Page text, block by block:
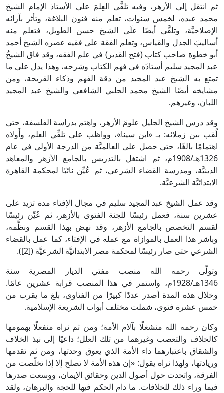
ثم انتقل إلى الأزهر، وفيه تلقَّى العِلمَ على الأستاذ الإمام الشيخ
محمد عبده، لخمس سنوات، تعلم منه فنون البلاغة، وتأثر بآرائه
الإصلاحيَّة، وتلقَّى أيضًا علَى الشيخ حسن الطويل، فتعلم منه
أساليبَ الجدل والقياس، وتعلم الفقهَ على فقيه عصره الشيخ أحمد
أبو خطوة صاحب كتاب (فتح القدير) في علم الفقه، وقد فاق الشيخُ
عبد المجيد سليم أستاذَه في فهم الكتاب وشرحه، وهذا يدل على ما
تمتع به الشيخ عبد المجيد من دقة الفهم وذكاء القريحة، ومن
مشايخه أيضًا الشيخ محمد الحلبي الشافعي والشيخ عبد المجيد
اللبان، وغيرهم.
وقد درس الشيخ الجليل علومَ الأزهر، واهتم بدراسة الفلسفة، حتى
لُقب بين زملائه: بـ «ابن سينا»، وواظب على تلقِّي العلم، وأَولاه
اهتمامًا بالغًا، حتى حصل على العالميَّة من الدرجة الأولى في عام
1326هـ/1908م، ثم اشتغل بالتدريس بالجامع الأزهر والمعاهد
الدينيَّة، ومدرسة القضاء الشرعي، ثم عُيِّن نائبًا لمحكمة القاهرة
الابتدائيَّة الشرعيَّة.
وقد عمل الشيخ عبد المجيد سليم في مجال الإفتاء مدة تزيد على
عشرين سنة، فعمل رئيسًا للجنة الفتوى بالأزهر، ثم عُيِّن رئيسًا
لقسم التخصص بالجامع الأزهر، وقد نهض بهذا القسم ونظَّمه،
وباشر هذا العمل بالموازاة مع عمله في الإفتاء، كما عمل بالقضاء
الشرعي حتى صار رئيسًا لمحكمة مصر الابتدائيَّة الشرعيَّة ([2]).
وتولّى رحمه الله منصب مفتي الديار المصرية سنة
1346هـ/1928م، واستمر في هذا المنصب قرابة عشرين عامًا.
وخلال هذه المدة أصدر عددًا كبيرًا من الفتاوى، بلغ ما يقرب من
خمس عشرة فتوى، شملت مختلف أبواب الشريعة الإسلامية.
وكان رحمه الله منشغلًا بآلام الأمة؛ ومن ثم نراه منفعلًا بهمومها
كالخلاف والتعصب وغيرهما من تلك العلل؛ داعيًا إلى نبذ الخلاف
والشقاق باعتبارهما داء الأمة الذي يعوق وحدتها، ومن ثم تقدمها
وريادتها، ولهذا نراه يقول: «إن هذه الأمة لا تصلح إلا إذا تخلّصت من
الفرقة، واتحدت حول أصول الدين وحقائق الإيمان، ووسعت صدرها
فيما وراء ذلك للخلافات. ما دام الحكم فيها للحجة والبرهان، ولقد